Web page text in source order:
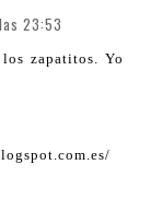
23:53
zapatitos. Yo